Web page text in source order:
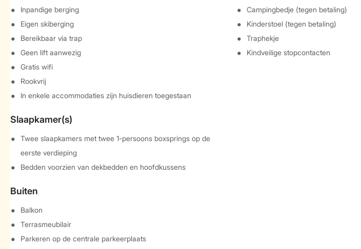
Inpandige berging
Eigen skiberging
Bereikbaar via trap
Geen lift aanwezig
Gratis wifi
Rookvrij
In enkele accommodaties zijn huisdieren toegestaan
Slaapkamer(s)
Twee slaapkamers met twee 1-persoons boxsprings op de
eerste verdieping
Bedden voorzien van dekbedden en hoofdkussens
Buiten
Balkon
Terrasmeubilair
Parkeren op de centrale parkeerplaats
Campingbedje (tegen betaling)
Kinderstoel (tegen betaling)
Traphekje
Kindveilige stopcontacten